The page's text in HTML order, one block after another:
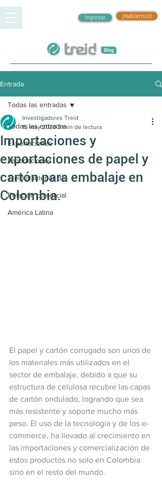
¡Hablemos!
Ingresar
Entrada
Todas las entradas
Exportaciones
Importaciones
Treid al interior de
Relación comercial
América Latina
Todas las entradas
Importaciones y
exportaciones de papel y
cartón para embalaje en
Colombia.
Investigadores Treid
15 may 2020 3 min de lectura
El papel y cartón corrugado son unos de
los materiales más utilizados en el
sector de embalaje, debido a que su
estructura de celulosa recubre las capas
de cartón ondulado, logrando que sea
más resistente y soporte mucho más
peso. El uso de la tecnología y de los e-
commerce, ha llevado al crecimiento en
las importaciones y comercialización de
estos productos no solo en Colombia
sino en el resto del mundo.